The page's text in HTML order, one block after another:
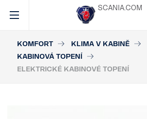
SCANIA.COM
KOMFORT
KLIMA V KABINĚ
KABINOVÁ TOPENÍ
ELEKTRICKÉ KABINOVÉ TOPENÍ